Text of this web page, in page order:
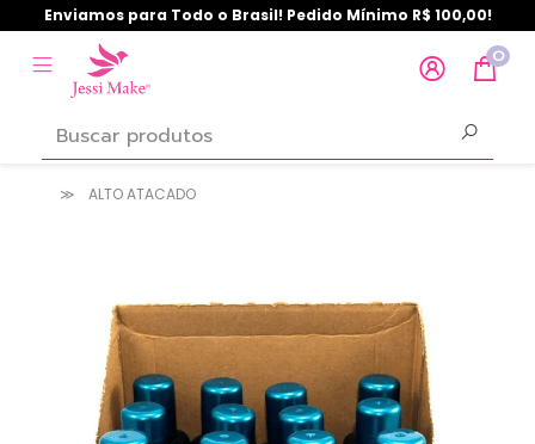
Enviamos para Todo o Brasil! Pedido Mínimo R$ 100,00!
0
ALTO ATACADO